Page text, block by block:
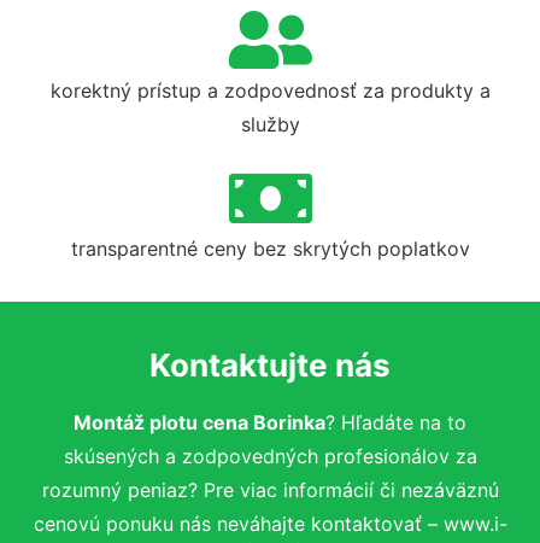
korektný prístup a zodpovednosť za produkty a
služby
transparentné ceny bez skrytých poplatkov
Kontaktujte nás
Montáž plotu cena Borinka? Hľadáte na to
skúsených a zodpovedných profesionálov za
rozumný peniaz? Pre viac informácií či nezáväznú
cenovú ponuku nás neváhajte kontaktovať – www.i-